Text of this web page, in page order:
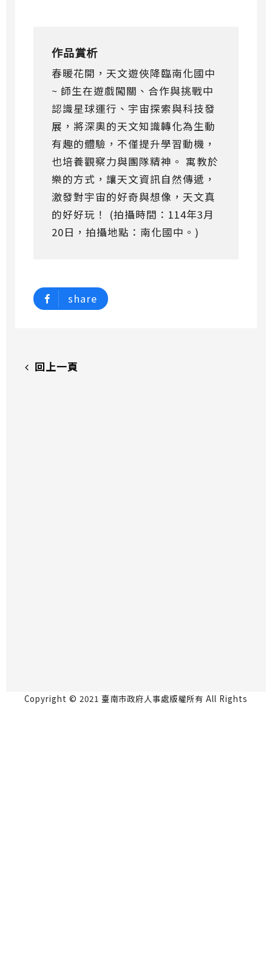
作品賞析
春暖花開，天文遊俠降臨南化國中
~ 師生在遊戲闖關、合作與挑戰中
認識星球運行、宇宙探索與科技發
展，將深奧的天文知識轉化為生動
有趣的體驗，不僅提升學習動機，
也培養觀察力與團隊精神。 寓教於
樂的方式，讓天文資訊自然傳遞，
激發對宇宙的好奇與想像，天文真
的好好玩！ (拍攝時間：114年3月
20日，拍攝地點：南化國中。)
share
回上一頁
Copyright © 2021 臺南市政府人事處版權所有 All Rights